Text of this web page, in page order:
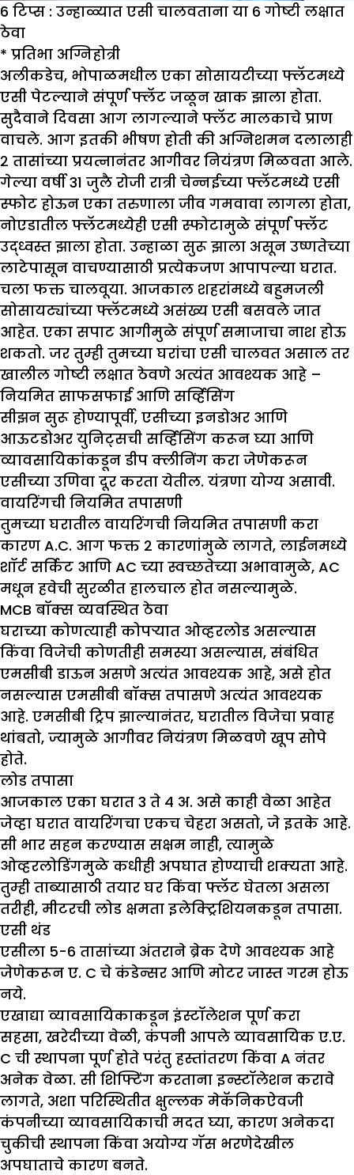
6 टिप्स : उन्हाळ्यात एसी चालवताना या 6 गोष्टी लक्षात
ठेवा
* प्रतिभा अग्निहोत्री
अलीकडेच, भोपाळमधील एका सोसायटीच्या फ्लॅटमध्ये
एसी पेटल्याने संपूर्ण फ्लॅट जळून खाक झाला होता.
सुदैवाने दिवसा आग लागल्याने फ्लॅट मालकाचे प्राण
वाचले. आग इतकी भीषण होती की अग्निशमन दलालाही
२ तासांच्या प्रयत्नानंतर आगीवर नियंत्रण मिळवता आले.
गेल्या वर्षी 31 जुलै रोजी रात्री चेन्नईच्या फ्लॅटमध्ये एसी
स्फोट होऊन एका तरुणाला जीव गमवावा लागला होता,
नोएडातील फ्लॅटमध्येही एसी स्फोटामुळे संपूर्ण फ्लॅट
उद्ध्वस्त झाला होता. उन्हाळा सुरू झाला असून उष्णतेच्या
लाटेपासून वाचण्यासाठी प्रत्येकजण आपापल्या घरात.
चला फक्त चालवूया. आजकाल शहरांमध्ये बहुमजली
सोसायट्यांच्या फ्लॅटमध्ये असंख्य एसी बसवले जात
आहेत. एका सपाट आगीमुळे संपूर्ण समाजाचा नाश होऊ
शकतो. जर तुम्ही तुमच्या घरांचा एसी चालवत असाल तर
खालील गोष्टी लक्षात ठेवणे अत्यंत आवश्यक आहे –
नियमित साफसफाई आणि सर्व्हिसिंग
सीझन सुरू होण्यापूर्वी, एसीच्या इनडोअर आणि
आऊटडोअर युनिट्सची सर्व्हिसिंग करून घ्या आणि
व्यावसायिकांकडून डीप क्लीनिंग करा जेणेकरून
एसीच्या उणिवा दूर करता येतील. यंत्रणा योग्य असावी.
वायरिंगची नियमित तपासणी
तुमच्या घरातील वायरिंगची नियमित तपासणी करा
कारण A.C. आग फक्त 2 कारणांमुळे लागते, लाईनमध्ये
शॉर्ट सर्किट आणि AC च्या स्वच्छतेच्या अभावामुळे, AC
मधून हवेची सुरळीत हालचाल होत नसल्यामुळे.
MCB बॉक्स व्यवस्थित ठेवा
घराच्या कोणत्याही कोपऱ्यात ओव्हरलोड असल्यास
किंवा विजेची कोणतीही समस्या असल्यास, संबंधित
एमसीबी डाऊन असणे अत्यंत आवश्यक आहे, असे होत
नसल्यास एमसीबी बॉक्स तपासणे अत्यंत आवश्यक
आहे. एमसीबी ट्रिप झाल्यानंतर, घरातील विजेचा प्रवाह
थांबतो, ज्यामुळे आगीवर नियंत्रण मिळवणे खूप सोपे
होते.
लोड तपासा
आजकाल एका घरात 3 ते 4 अ. असे काही वेळा आहेत
जेव्हा घरात वायरिंगचा एकच चेहरा असतो, जे इतके आहे.
सी भार सहन करण्यास सक्षम नाही, त्यामुळे
ओव्हरलोडिंगमुळे कधीही अपघात होण्याची शक्यता आहे.
तुम्ही ताब्यासाठी तयार घर किंवा फ्लॅट घेतला असला
तरीही, मीटरची लोड क्षमता इलेक्ट्रिशियनकडून तपासा.
एसी थंड
एसीला 5-6 तासांच्या अंतराने ब्रेक देणे आवश्यक आहे
जेणेकरून ए. C चे कंडेन्सर आणि मोटर जास्त गरम होऊ
नये.
एखाद्या व्यावसायिकाकडून इंस्टॉलेशन पूर्ण करा
सहसा, खरेदीच्या वेळी, कंपनी आपले व्यावसायिक ए.ए.
C ची स्थापना पूर्ण होते परंतु हस्तांतरण किंवा A नंतर
अनेक वेळा. सी शिफ्टिंग करताना इन्स्टॉलेशन करावे
लागते, अशा परिस्थितीत क्षुल्लक मेकॅनिकऐवजी
कंपनीच्या व्यावसायिकाची मदत घ्या, कारण अनेकदा
चुकीची स्थापना किंवा अयोग्य गॅस भरणेदेखील
अपघाताचे कारण बनते.